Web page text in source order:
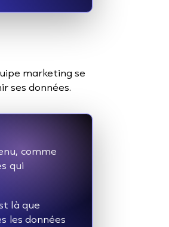
marketing se
ses données.
comme
qui
là que
les données